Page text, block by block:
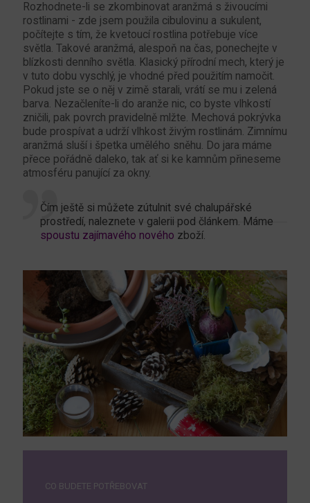
Rozhodnete-li se zkombinovat aranžmá s živoucími
rostlinami - zde jsem použila cibulovinu a sukulent,
počítejte s tím, že kvetoucí rostlina potřebuje více
světla. Takové aranžmá, alespoň na čas, ponechejte v
blízkosti denního světla. Klasický přírodní mech, který je
v tuto dobu vyschlý, je vhodné před použitím namočit.
Pokud jste se o něj v zimě starali, vrátí se mu i zelená
barva. Nezačleníte-li do aranže nic, co byste vlhkostí
zničili, pak povrch pravidelně mlžte. Mechová pokrývka
bude prospívat a udrží vlhkost živým rostlinám. Zimnímu
aranžmá sluší i špetka umělého sněhu. Do jara máme
přece pořádně daleko, tak ať si ke kamnům přineseme
atmosféru panující za okny.
Čím ještě si můžete zútulnit své chalupářské
prostředí, naleznete v galerii pod článkem. Máme
spoustu zajímavého nového zboží.
CO BUDETE POTŘEBOVAT